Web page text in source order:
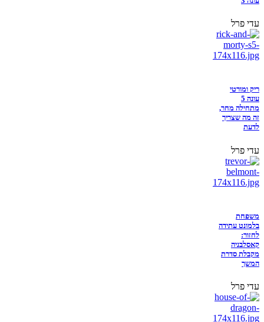
עדי פרל
ריק ומורטי
עונה 5
מתחילה מחר,
זה מה שצריך
לדעת
עדי פרל
משפחת
בלמונט עתידה
לחזור:
קאסלבניה
מקבלת סדרת
המשך
עדי פרל